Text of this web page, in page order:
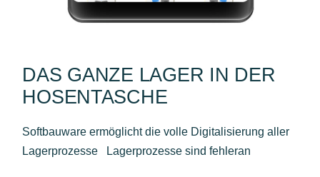
DAS GANZE LAGER IN DER
HOSENTASCHE
Softbauware ermöglicht die volle Digitalisierung aller
Lagerprozesse Lagerprozesse sind fehleran